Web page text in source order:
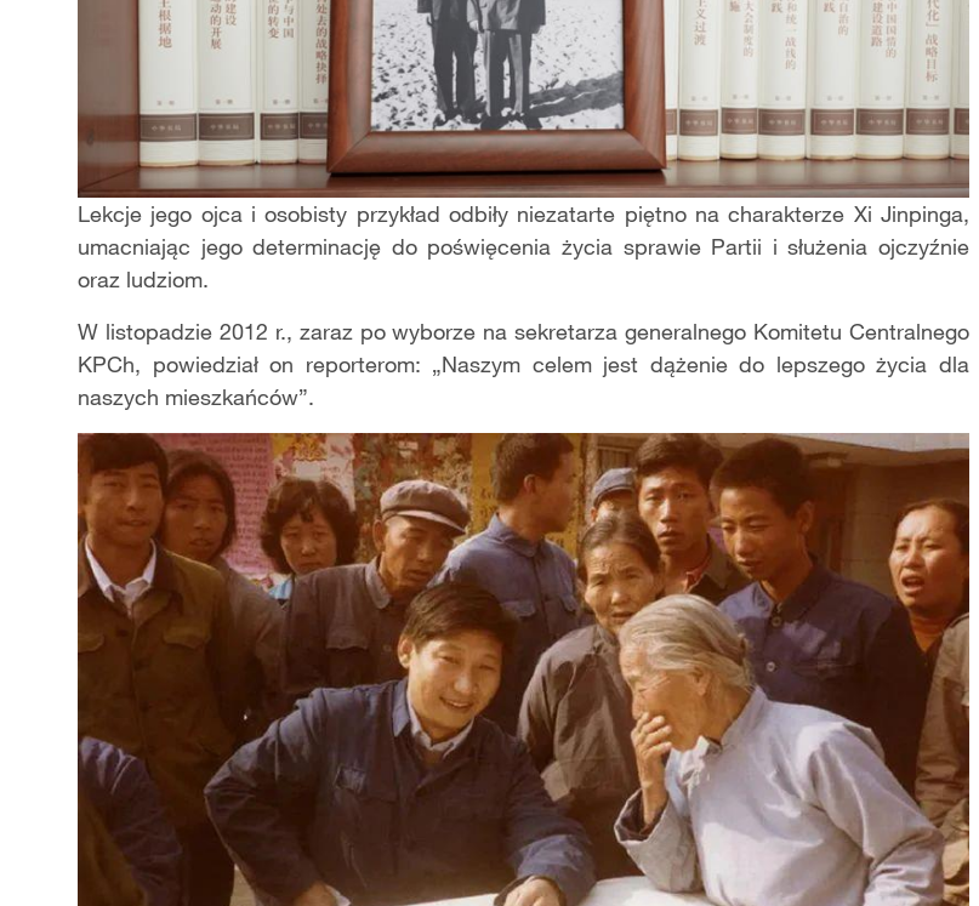
Lekcje jego ojca i osobisty przykład odbiły niezatarte piętno na charakterze Xi Jinpinga,
umacniając jego determinację do poświęcenia życia sprawie Partii i służenia ojczyźnie
oraz ludziom.
W listopadzie 2012 r., zaraz po wyborze na sekretarza generalnego Komitetu Centralnego
KPCh, powiedział on reporterom: „Naszym celem jest dążenie do lepszego życia dla
naszych mieszkańców”.